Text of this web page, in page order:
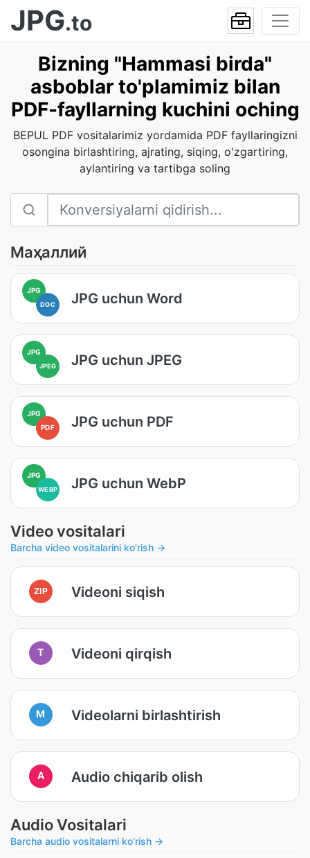
JPG.to
Bizning "Hammasi birda"
asboblar to'plamimiz bilan
PDF-fayllarning kuchini oching
BEPUL PDF vositalarimiz yordamida PDF fayllaringizni
osongina birlashtiring, ajrating, siqing, o'zgartiring,
aylantiring va tartibga soling
Маҳаллий
JPG
DOC JPG uchun Word
JPG
JPEG JPG uchun JPEG
JPG
PDF
JPG uchun PDF
JPG
WEBP JPG uchun WebP
Video vositalari
Barcha video vositalarini ko'rish →
ZIP Videoni siqish
T Videoni qirqish
M Videolarni birlashtirish
A Audio chiqarib olish
Audio Vositalari
Barcha audio vositalarni ko'rish →